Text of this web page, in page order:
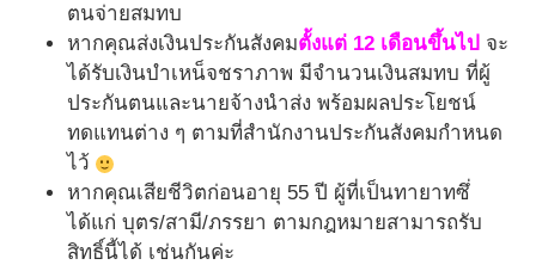
ตนจ่ายสมทบ
หากคุณส่งเงินประกันสังคมตั้งแต่ 12 เดือนขึ้นไป จะ
ได้รับเงินบำเหน็จชราภาพ มีจำนวนเงินสมทบ ที่ผู้
ประกันตนและนายจ้างนำส่ง พร้อมผลประโยชน์
ทดแทนต่าง ๆ ตามที่สำนักงานประกันสังคมกำหนด
ไว้
หากคุณเสียชีวิตก่อนอายุ 55 ปี ผู้ที่เป็นทายาทซึ่
ได้แก่ บุตร/สามี/ภรรยา ตามกฎหมายสามารถรับ
สิทธิ์นี้ได้ เช่นกันค่ะ